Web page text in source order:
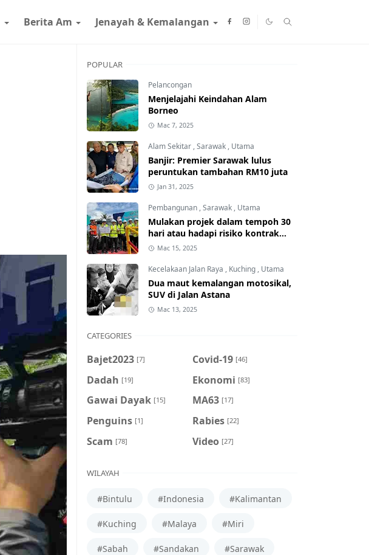
Berita Am Jenayah & Kemalangan
POPULAR
Pelancongan
Menjelajahi Keindahan Alam
Borneo
Mac 7, 2025
Alam Sekitar ,Sarawak , Utama
Banjir: Premier Sarawak lulus
peruntukan tambahan RM10 juta
Jan 31, 2025
Pembangunan ,Sarawak , Utama
Mulakan projek dalam tempoh 30
hari atau hadapi risiko kontrak
ditamatkan
Mac 15, 2025
Kecelakaan Jalan Raya , Kuching , Utama
Dua maut kemalangan motosikal,
SUV di Jalan Astana
Mac 13, 2025
CATEGORIES
Bajet2023 [7] Covid-19 [46]
Dadah [19] Ekonomi [83]
Gawai Dayak [15] MA63 [17]
Penguins [1] Rabies [22]
Scam [78] Video [27]
WILAYAH
#Bintulu #Indonesia #Kalimantan
#Kuching #Malaya #Miri
#Sabah #Sandakan #Sarawak